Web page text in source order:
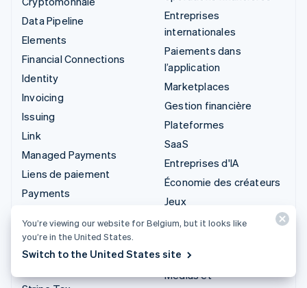
Data Pipeline
Elements
Financial Connections
Identity
Invoicing
Issuing
Link
Managed Payments
Liens de paiement
Payments
Radar
Revenue Recognition
Entreprises
internationales
Paiements dans
l’application
Marketplaces
Gestion financière
Plateformes
SaaS
Entreprises d'IA
Économie des créateurs
Jeux
Hôtellerie, voyages et
Assurance
Médias et
You’re viewing our website for Belgium, but it looks like
you’re in the United States.
Switch to the United States site